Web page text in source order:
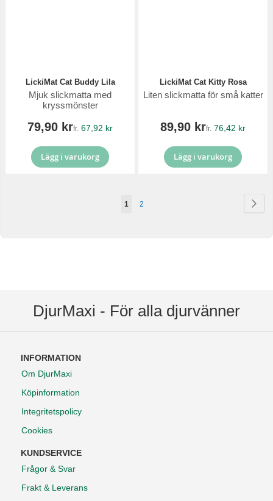
LickiMat Cat Buddy Lila
Mjuk slickmatta med
kryssmönster
79,90 krfr. 67,92 kr
Lägg i varukorg
LickiMat Cat Kitty Rosa
Liten slickmatta för små katter
89,90 krfr. 76,42 kr
Lägg i varukorg
Sida
You're
1 Sida
2
DjurMaxi - För alla djurvänner
INFORMATION
Om DjurMaxi
Köpinformation
Integritetspolicy
Cookies
KUNDSERVICE
Frågor & Svar
Frakt & Leverans